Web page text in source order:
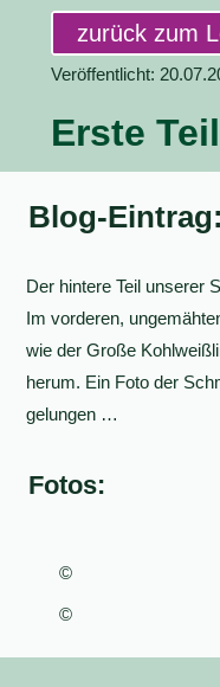
zurück zum
Veröffentlicht:
Erste
Blog-Eintrag:
Der hintere Teil unserer
Im vorderen,
wie der Große
herum. Ein Foto der
gelungen …
Fotos:
©
©